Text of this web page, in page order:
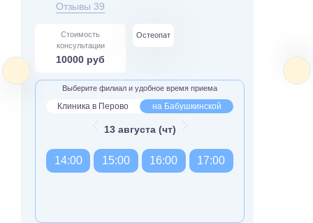
Отзывы 39
Стоимость
консультации
10000 руб
Остеопат
Выберите филиал и удобное время приема
Клиника в Перово на Бабушкинской
13 августа (чт)
14:00 15:00 16:00 17:00